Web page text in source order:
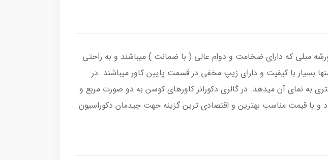
مبلی که دارای ضخامت و دوام عالی ( با ضمانت ) میباشند و به راحتی
بسیار با کیفیت و دارای زیپ مخفی در قسمت پایین کاور میباشند. در
به نمای آن میدهد. در گالری دکورانر کاورهای کوسن به دو صورت مربع و
45*45 و 50*33 سانتی متر تولید می شود و با قیمت مناسب بهترین و اقتصادی ترین گزینه جهت چیدمان دکوراسیون